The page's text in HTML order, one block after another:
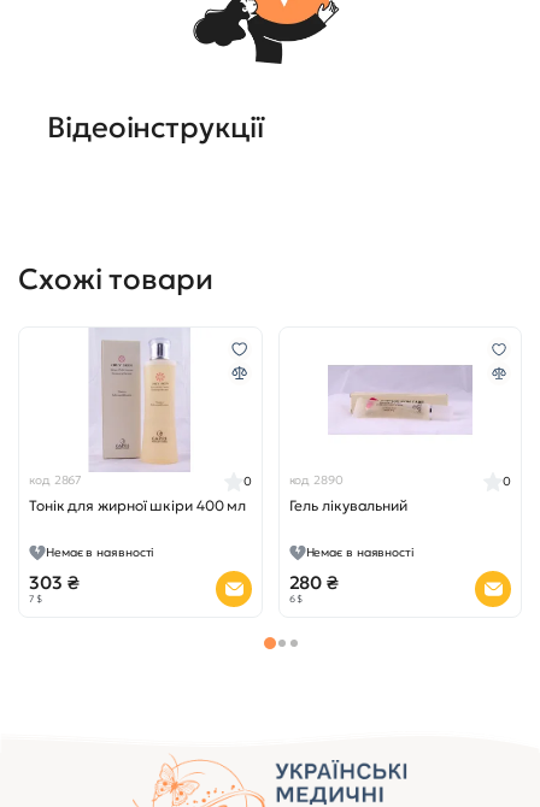
Відеоінструкції
Схожі товари
код 2867
Тонік для жирної шкіри 400 мл
0
Немає в наявності
303 ₴
7 $
код 2890
Гель лікувальний
0
Немає в наявності
280 ₴
6 $